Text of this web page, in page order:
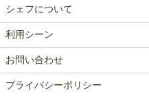
シェフについて
利用シーン
お問い合わせ
プライバシーポリシー